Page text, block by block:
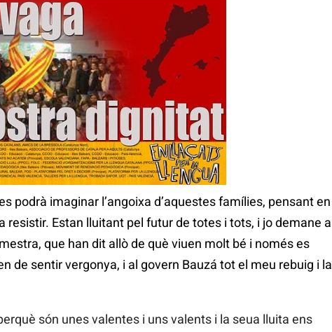
podrà imaginar l’angoixa d’aquestes famílies, pensant en
resistir. Estan lluitant pel futur de totes i tots, i jo demane a
que han dit allò de què viuen molt bé i només es
de sentir vergonya, i al govern Bauzá tot el meu rebuig i la
són unes valentes i uns valents i la seua lluita ens